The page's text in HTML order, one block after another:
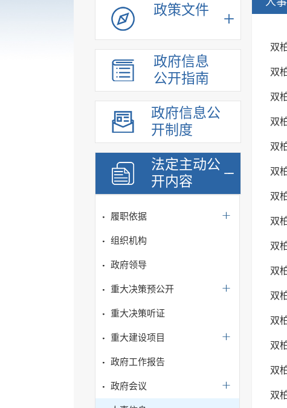
政策文件
政府信息
公开指南
政府信息公
开制度
法定主动公
开内容
履职依据
组织机构
政府领导
重大决策预公开
重大决策听证
重大建设项目
政府工作报告
政府会议
双
双
双
双
双
双
双
双
双
双
双
双
双
双
双